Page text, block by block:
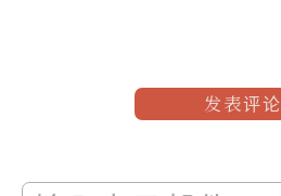
发表评论